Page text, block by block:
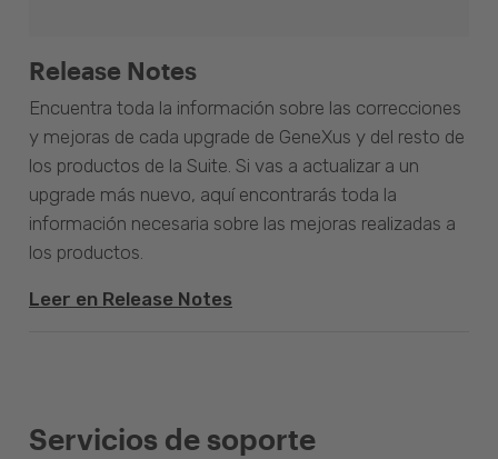
Release Notes
Encuentra toda la información sobre las correcciones
y mejoras de cada upgrade de GeneXus y del resto de
los productos de la Suite. Si vas a actualizar a un
upgrade más nuevo, aquí encontrarás toda la
información necesaria sobre las mejoras realizadas a
los productos.
Leer en Release Notes
Servicios de soporte